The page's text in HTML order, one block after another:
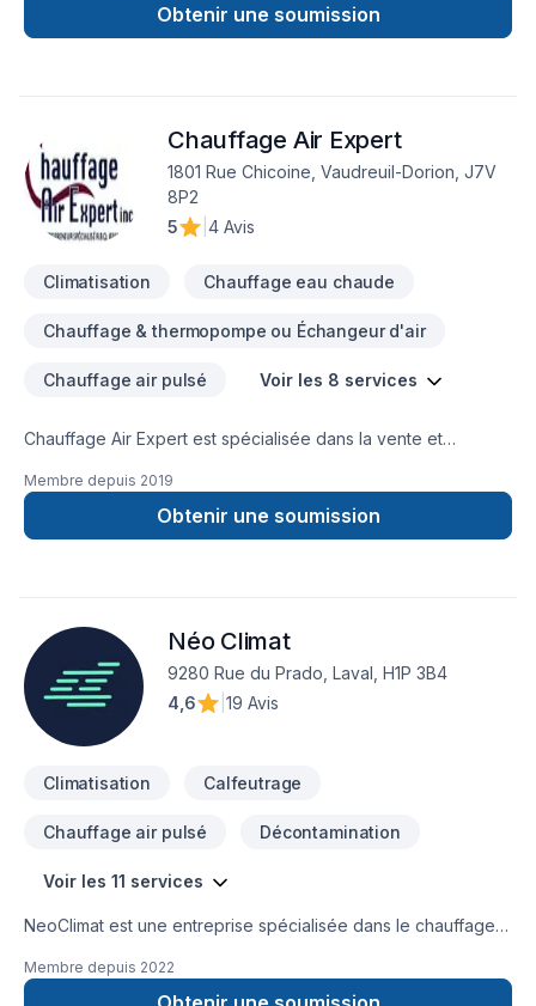
Obtenir une soumission
Chauffage Air Expert
1801 Rue Chicoine, Vaudreuil-Dorion, J7V
8P2
5
4 Avis
Climatisation Chauffage eau chaude
Chauffage & thermopompe ou Échangeur d'air
Chauffage air pulsé Voir les 8 services
Chauffage Air Expert est spécialisée dans la vente et
systèmes de chauffage résidentiels et commerciales. Nous
sommes l'un des plus importants concessionnaire Carrier
dans l'Ouest de Montreal.
Membre depuis 2019
Obtenir une soumission
Néo Climat
9280 Rue du Prado, Laval, H1P 3B4
4,6
19 Avis
Climatisation Calfeutrage
Chauffage air pulsé Décontamination
Voir les 11 services
NeoClimat est une entreprise spécialisée dans le chauffage,
expertise technique et son service de qualité, offrant des
solutions de confort thermique adaptées aux besoins
Membre depuis 2022